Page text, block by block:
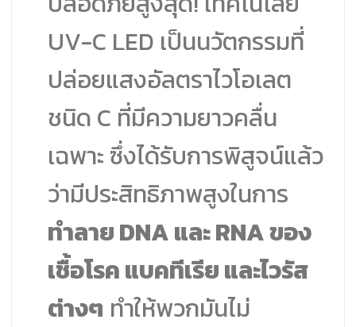
UV-C LED เป็นนวัตกรรมที่
ปล่อยแสงอัลตราไวโอเลต
ชนิด C ที่มีความยาวคลื่น
เฉพาะ ซึ่งได้รับการพิสูจน์แล้ว
ว่ามีประสิทธิภาพสูงในการ
ทำลาย DNA และ RNA ของ
เชื้อโรค แบคทีเรีย และไวรัส
ต่างๆ ทำให้พวกมันไม่